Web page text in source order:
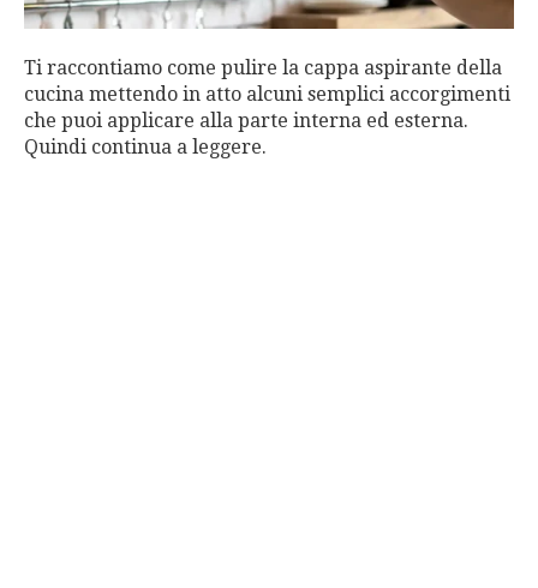
Ti raccontiamo come pulire la cappa aspirante della
cucina mettendo in atto alcuni semplici accorgimenti
che puoi applicare alla parte interna ed esterna.
Quindi continua a leggere.